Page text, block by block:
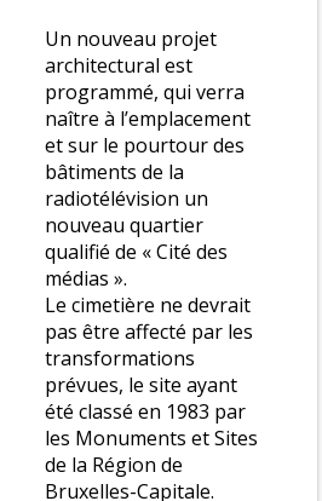
Un nouveau projet
architectural est
programmé, qui verra
naître à l’emplacement
et sur le pourtour des
bâtiments de la
radiotélévision un
nouveau quartier
qualifié de « Cité des
médias ».
Le cimetière ne devrait
pas être affecté par les
transformations
prévues, le site ayant
été classé en 1983 par
les Monuments et Sites
de la Région de
Bruxelles-Capitale.